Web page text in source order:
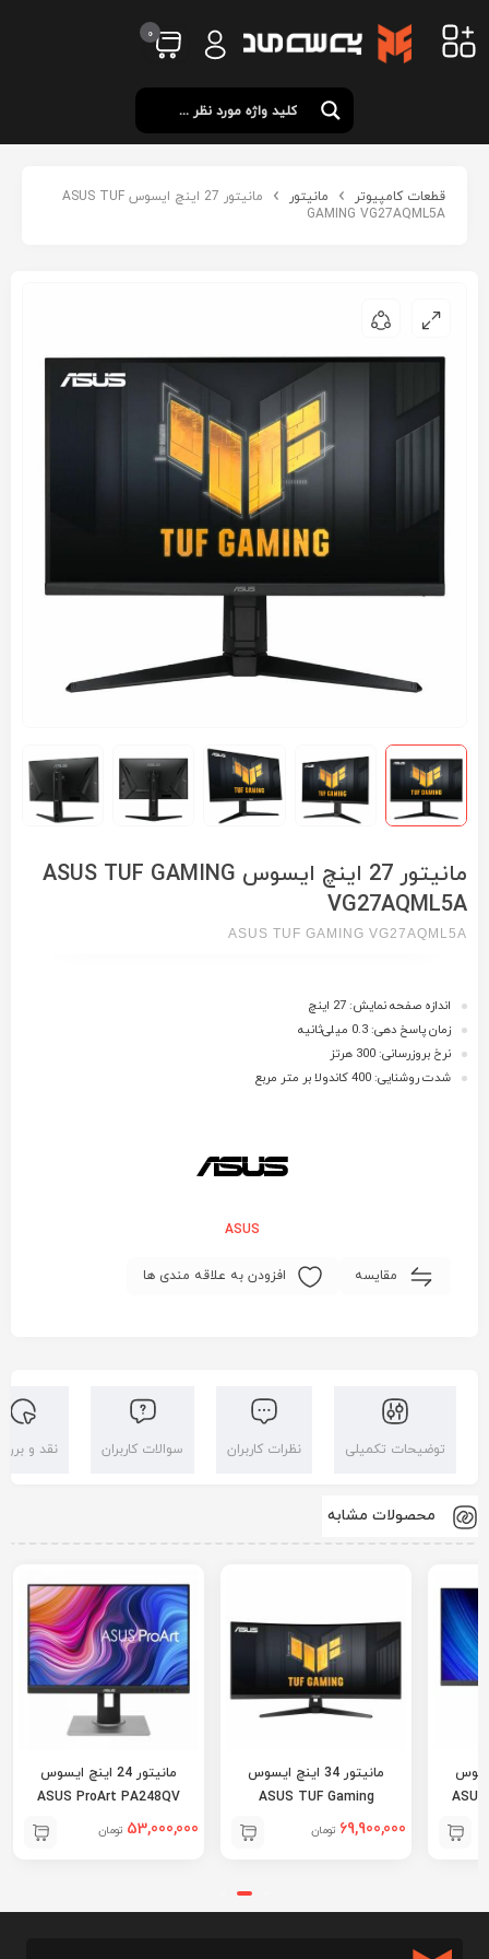
0
قطعات کامپیوتر مانیتور
مانیتور 27 اینچ ایسوس ASUS TUF
GAMING VG27AQML5A
مانیتور 27 اینچ ایسوس ASUS TUF GAMING
VG27AQML5A
ASUS TUF GAMING VG27AQML5A
اندازه صفحه نمایش: 27 اینچ
زمان پاسخ دهی: 0.3 میلی‌ثانیه
نرخ بروزرسانی: 300 هرتز
شدت روشنایی: 400 کاندولا بر متر مربع
ASUS
مقایسه افزودن به علاقه مندی ها
توضیحات تکمیلی نظرات کاربران سوالات کاربران نقد و
محصولات مشابه
ایسوس
مانیتور 34 اینچ ایسوس
ASUS TUF Gaming
VG34VQ3B69,900,000 تومان
مانیتور 24 اینچ ایسوس
ASUS ProArt PA248QV
53,000,000 تومان